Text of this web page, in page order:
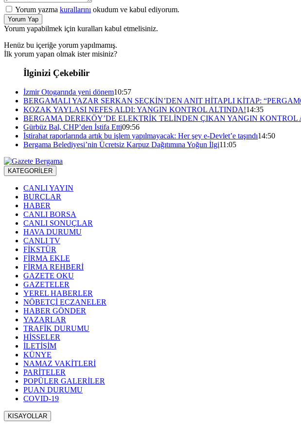
Yorum yazma kurallarını okudum ve kabul ediyorum.
Yorum Yap
Yorum yapabilmek için kuralları kabul etmelisiniz.
Henüz bu içeriğe yorum yapılmamış.
İlk yorum yapan olmak ister misiniz?
İlginizi Çekebilir
İzmir Otogarında yeni dönem10:57
BERGAMALI YAZAR SERKAN SEÇKİN’DEN ANIT HİTAPLI KİTAP:
KOZAK YAYLASI NEFES ALDI: YANGIN KONTROL ALTINDA!14:35
BERGAMA DEREKÖY’DE ELEKTRİK TELİNDEN ÇIKAN YANGIN
Gürbüz Bal, CHP’den İstifa Etti09:56
İstirahat raporlarında artık bu işlem yapılmayacak: Her şey e-Devlet’e taşındı14:50
Bergama Belediyesi’nin Ücretsiz Karpuz Dağıtımına Yoğun İlgi11:05
KATEGORİLER
CANLI YAYIN
BURÇLAR
HABER
CANLI BORSA
CANLI SONUÇLAR
HAVA DURUMU
CANLI TV
FİKSTÜR
FİRMA EKLE
FİRMA REHBERİ
GAZETE OKU
GAZETELER
YEREL HABERLER
NÖBETÇİ ECZANELER
HABER GÖNDER
YAZARLAR
TRAFİK DURUMU
HİSSELER
İLETİŞİM
KÜNYE
NAMAZ VAKİTLERİ
PARİTELER
POPÜLER GALERİLER
PUAN DURUMU
COVID-19
KISAYOLLAR